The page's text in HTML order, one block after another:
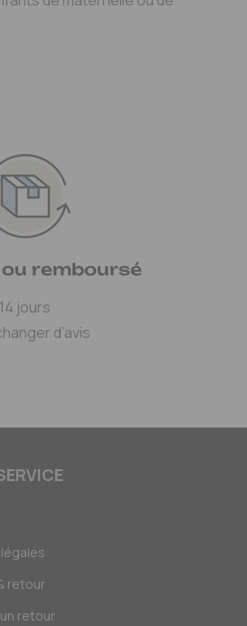
remboursé
14 jours
d’avis
retour
retour